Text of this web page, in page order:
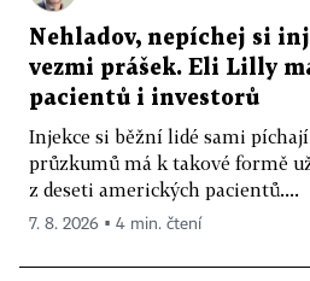
Nehladov, nepíchej si
vezmi prášek. Eli Lilly
pacientů i investorů
Injekce si běžní lidé sami
průzkumů má k takové formě
z deseti amerických pacientů....
7. 8. 2026 ▪ 4 min. čtení